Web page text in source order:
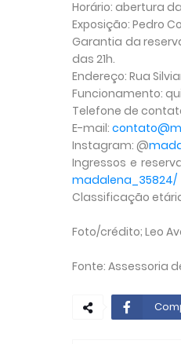
Horário: abertura
Exposição: Pedro
Garantia da
das 21h.
Endereço: Rua
Funcionamento:
Telefone de
E-mail:
Instagram: @
Ingressos e
madalena_ 35824/
Classificação
Foto/crédito; Leo
Fonte: Assessoria